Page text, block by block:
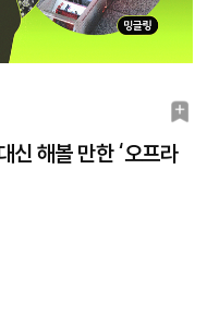
북
마
신 해볼 만한 ‘오프라